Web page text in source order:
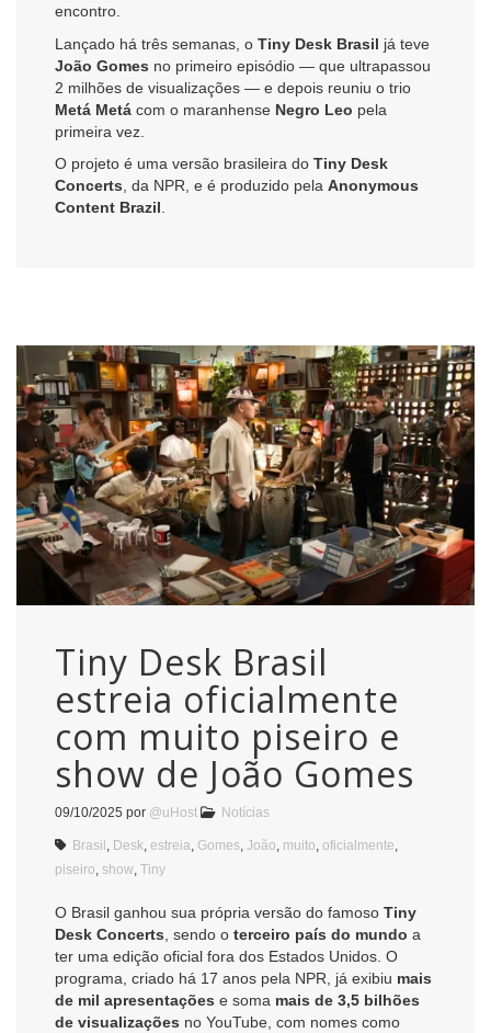
encontro.
Lançado há três semanas, o Tiny Desk Brasil já teve
João Gomes no primeiro episódio — que ultrapassou
2 milhões de visualizações — e depois reuniu o trio
Metá Metá com o maranhense Negro Leo pela
primeira vez.
O projeto é uma versão brasileira do Tiny Desk
Concerts , da NPR, e é produzido pela Anonymous
Content Brazil
Tiny Desk Brasil
estreia oficialmente
com muito piseiro e
show de João Gomes
09/10/2025 por @uHost Notícias
Brasil Desk estreia Gomes João muito oficialmente
piseiro show Tiny
O Brasil ganhou sua própria versão do famoso Tiny
Desk Concerts , sendo o terceiro país do mundo a
ter uma edição oficial fora dos Estados Unidos. O
programa, criado há 17 anos pela NPR, já exibiu mais
de mil apresentações e soma mais de 3,5 bilhões
de visualizações no YouTube, com nomes como